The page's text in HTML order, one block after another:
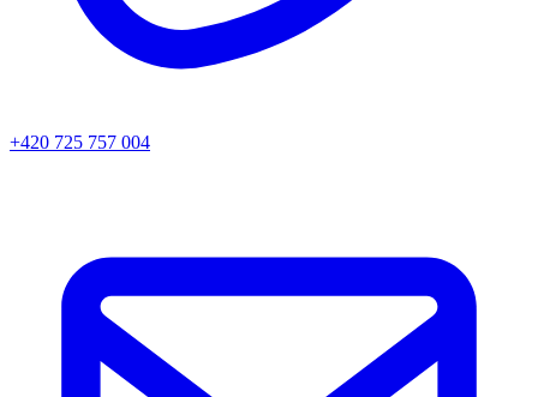
+420 725 757 004